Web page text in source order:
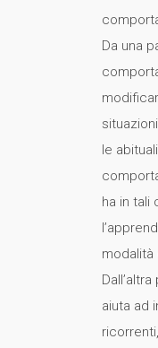
Da una
le
ha in tali
modalità
aiuta ad